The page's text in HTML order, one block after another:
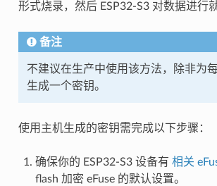
形式烧录，然后 ESP32-S3 对数据进行
备注
不建议在生产中使用该方法，除非为
生成一个密钥。
使用主机生成的密钥需完成以下步骤：
确保你的 ESP32-S3 设备有 相关
flash 加密 eFuse 的默认设置。